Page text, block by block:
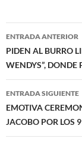
Navegación
de
entradas
ENTRADA ANTERIOR
PIDEN AL BURRO
WENDYS”, DONDE
ENTRADA SIGUIENTE
EMOTIVA
JACOBO POR LOS